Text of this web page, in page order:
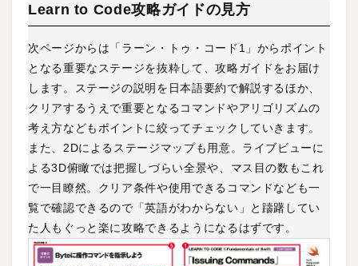
Learn to Code攻略ガイドの見方
次ページからは「ラーン・トゥ・コード1」からポイント
となる重要なステージを抜粋して、攻略ガイドをお届け
します。ステージの説明を日本語要約で解説するほか、
クリアするうえで重要となるコマンドやアリゴリズムの
考え方などもポイントに絞ってチェックしていきます。
また、2Dによるステージマップも用意。ライブビューに
よる3D俯瞰では把握しづらい全景や、マス目の数もこれ
で一目瞭然。クリア条件や使用できるコマンドなども一
覧で確認できるので「英語がわからない」と躊躇してい
た人もぐっと楽に攻略できるようになるはずです。